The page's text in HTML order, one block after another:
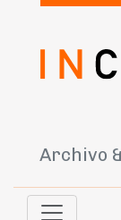
Archivo